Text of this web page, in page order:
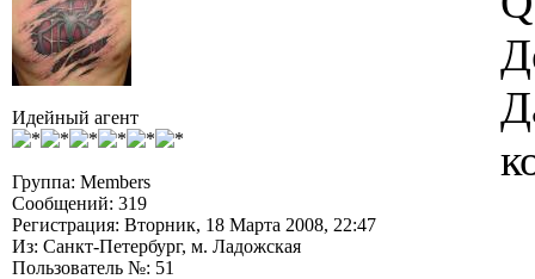
Идейный агент
Группа: Members
Сообщений: 319
Регистрация: Вторник, 18 Марта 2008, 22:47
Из: Санкт-Петербург, м. Ладожская
Пользователь №: 51